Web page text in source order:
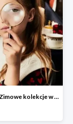
Wyprzedaż Zimowe kolekcje w najniższych cenach